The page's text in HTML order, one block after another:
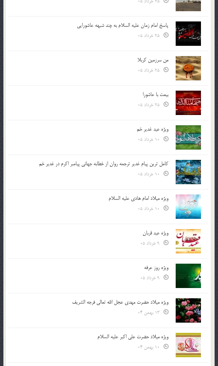
پاسخ امام زمان علیه السلام به چند شبهه عاشورایی
من سرزمین کربلا
بیعت با عاشورا
ویژه عید غدیر خم
کامل ترین پیام غدیر ترجمه روان از خطابه جهانی پیامبر اکرم در غدیر خم
ویژه میلاد امام هادی علیه السلام
ویژه عید قربان
ویژه روز عرفه
ویژه میلاد حضرت مهدی عجل الله تعالی فرجه الشريف
ویژه میلاد حضرت علی اکبر علیه السلام